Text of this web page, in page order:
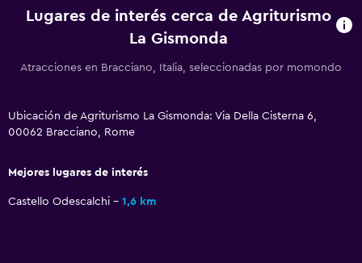
La comida se puede entregar en el alojamiento
Bicicletas
Ideal para familias
Cuna/cama nido disponibles
Lugares de interés cerca de Agriturismo
La Gismonda
Atracciones en Bracciano, Italia, seleccionadas por momondo
Ubicación de Agriturismo La Gismonda: Via Della Cisterna 6,
00062 Bracciano, Rome
Mejores lugares de interés
Castello Odescalchi 1,6 km